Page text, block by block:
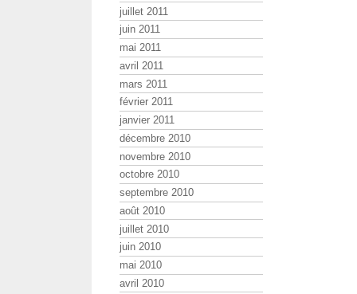
juillet 2011
juin 2011
mai 2011
avril 2011
mars 2011
février 2011
janvier 2011
décembre 2010
novembre 2010
octobre 2010
septembre 2010
août 2010
juillet 2010
juin 2010
mai 2010
avril 2010